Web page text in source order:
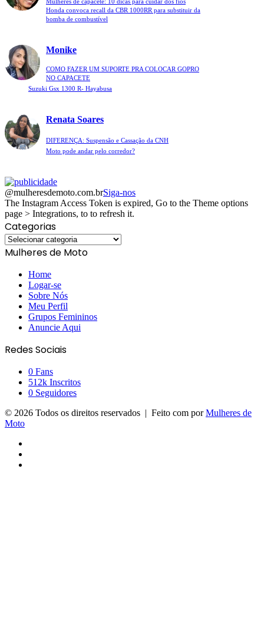
Honda convoca recall da CBR 1000RR para substituir da
bomba de combustível
Monike
COMO FAZER UM SUPORTE PRA COLOCAR GOPRO
NO CAPACETE
Suzuki Gsx 1300 R- Hayabusa
Renata Soares
DIFERENÇA: Suspensão e Cassação da CNH
Moto pode andar pelo corredor?
@mulheresdemoto.com.brSiga-nos
The Instagram Access Token is expired, Go to the Theme options
page > Integrations, to to refresh it.
Categorias
Categorias
Mulheres de Moto
Home
Logar-se
Sobre Nós
Meu Perfil
Grupos Femininos
Anuncie Aqui
Redes Sociais
0 Fans
512k Inscritos
0 Seguidores
© 2026 Todos os direitos reservados | Feito com porMulheres de
Moto